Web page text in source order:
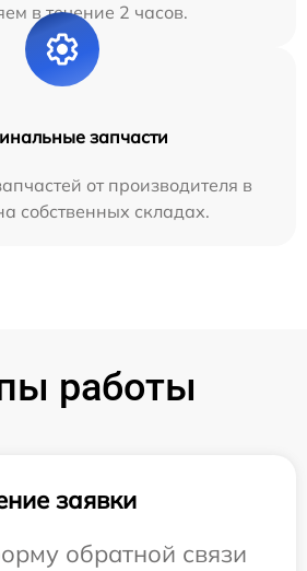
в течение 2 часов.
запчасти
от производителя в
собственных складах.
работы
заявки
обратной связи